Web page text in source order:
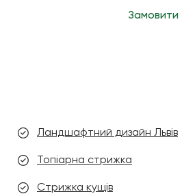
Замовити
Ландшафтний дизайн Львів
Топіарна стрижка
Стрижка кущів